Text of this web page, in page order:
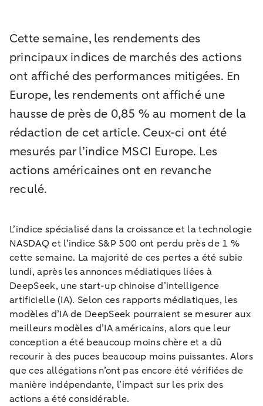
Cette semaine, les rendements des
principaux indices de marchés des actions
ont affiché des performances mitigées. En
Europe, les rendements ont affiché une
hausse de près de 0,85 % au moment de la
rédaction de cet article. Ceux-ci ont été
mesurés par l’indice MSCI Europe. Les
actions américaines ont en revanche
reculé.
L’indice spécialisé dans la croissance et la technologie
NASDAQ et l’indice S&P 500 ont perdu près de 1 %
cette semaine. La majorité de ces pertes a été subie
lundi, après les annonces médiatiques liées à
DeepSeek, une start-up chinoise d’intelligence
artificielle (IA). Selon ces rapports médiatiques, les
modèles d’IA de DeepSeek pourraient se mesurer aux
meilleurs modèles d’IA américains, alors que leur
conception a été beaucoup moins chère et a dû
recourir à des puces beaucoup moins puissantes. Alors
que ces allégations n’ont pas encore été vérifiées de
manière indépendante, l’impact sur les prix des
actions a été considérable.